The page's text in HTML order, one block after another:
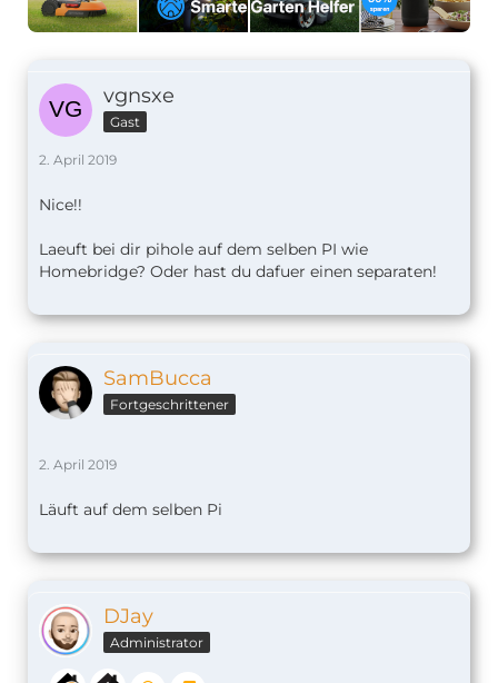
vgnsxe
Gast
2. April 2019
Nice!!
Laeuft bei dir pihole auf dem selben PI wie
Homebridge? Oder hast du dafuer einen separaten!
SamBucca
Fortgeschrittener
2. April 2019
Läuft auf dem selben Pi
DJay
Administrator